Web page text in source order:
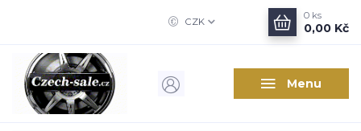
Menu
CZK
0 ks
0,00 Kč